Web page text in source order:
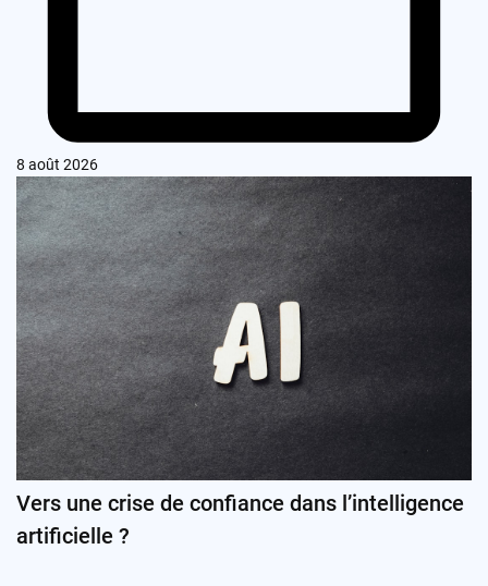
8 août 2026
Vers une crise de confiance dans l’intelligence
artificielle ?